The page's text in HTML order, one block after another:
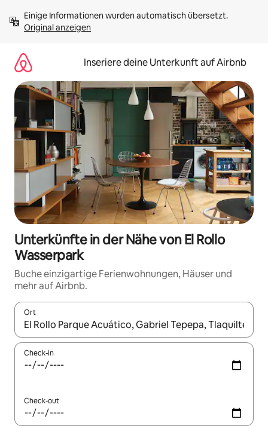
Inhalten
springenOriginal anzeigen
Inseriere deine Unterkunft auf Airbnb
Unterkünfte in der Nähe von El Rollo
Wasserpark
Buche einzigartige Ferienwohnungen, Häuser und
mehr auf Airbnb.
Ort
Wenn Ergebnisse verfügbar sind, navigiere mit den
Check-in
Check-out